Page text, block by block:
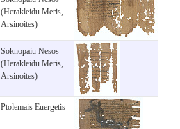
(Herakleidu Meris,
Arsinoites)
Soknopaiu Nesos
(Herakleidu Meris,
Arsinoites)
Ptolemais Euergetis